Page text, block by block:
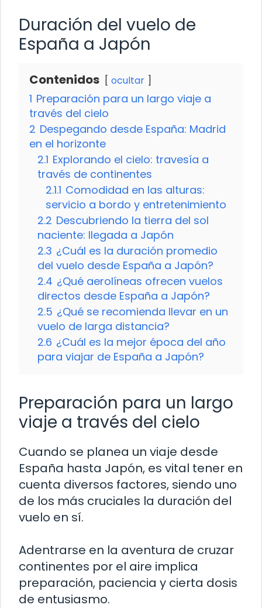
Duración del vuelo de
España a Japón
Contenidos ocultar
1 Preparación para un largo viaje a
través del cielo
2 Despegando desde España: Madrid
en el horizonte
2.1 Explorando el cielo: travesía a
través de continentes
2.1.1 Comodidad en las alturas:
servicio a bordo y entretenimiento
2.2 Descubriendo la tierra del sol
naciente: llegada a Japón
2.3 ¿Cuál es la duración promedio
del vuelo desde España a Japón?
2.4 ¿Qué aerolíneas ofrecen vuelos
directos desde España a Japón?
2.5 ¿Qué se recomienda llevar en un
vuelo de larga distancia?
2.6 ¿Cuál es la mejor época del año
para viajar de España a Japón?
Preparación para un largo
viaje a través del cielo
Cuando se planea un viaje desde
España hasta Japón, es vital tener en
cuenta diversos factores, siendo uno
de los más cruciales la duración del
vuelo en sí.
Adentrarse en la aventura de cruzar
continentes por el aire implica
preparación, paciencia y cierta dosis
de entusiasmo.